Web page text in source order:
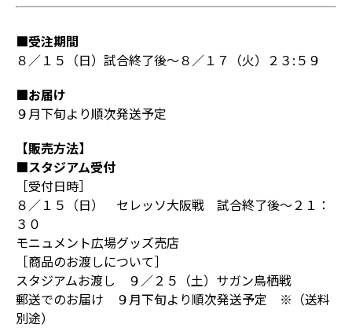
■受注期間
８／１５（日）試合終了後～８／１７（火）２３:５９
■お届け
９月下旬より順次発送予定
【販売方法】
■スタジアム受付
［受付日時］
８／１５（日） セレッソ大阪戦 試合終了後～２１：
３０
モニュメント広場グッズ売店
［商品のお渡しについて］
スタジアムお渡し ９／２５（土）サガン鳥栖戦
郵送でのお届け ９月下旬より順次発送予定 ※（送料
別途）